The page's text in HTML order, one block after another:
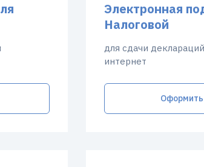
Электронная
Налоговой
для сдачи
интернет
Оформить